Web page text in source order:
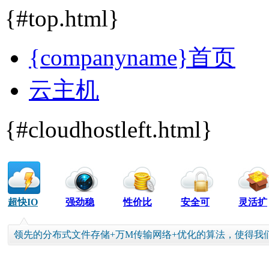
{#top.html}
{companyname}首页
云主机
{#cloudhostleft.html}
超快IO
强劲稳
性价比
安全可
灵活扩
领先的分布式文件存储+万M传输网络+优化的算法，使得